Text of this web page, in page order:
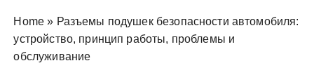
Home » Разъемы подушек безопасности автомобиля:
устройство, принцип работы, проблемы и
обслуживание